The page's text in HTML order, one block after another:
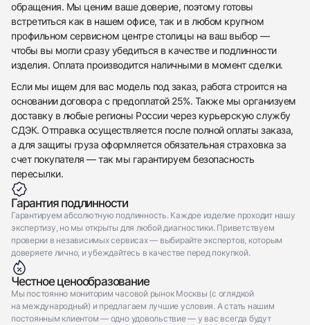
обращения. Мы ценим ваше доверие, поэтому готовы
встретиться как в нашем офисе, так и в любом крупном
профильном сервисном центре столицы на ваш выбор —
чтобы вы могли сразу убедиться в качестве и подлинности
изделия. Оплата производится наличными в момент сделки.
Если мы ищем для вас модель под заказ, работа строится на
основании договора с предоплатой 25%. Также мы организуем
доставку в любые регионы России через курьерскую службу
СДЭК. Отправка осуществляется после полной оплаты заказа,
а для защиты груза оформляется обязательная страховка за
счет покупателя — так мы гарантируем безопасность
пересылки.
Гарантия подлинности
Гарантируем абсолютную подлинность. Каждое изделие проходит нашу
экспертизу, но мы открыты для любой диагностики. Приветствуем
проверки в независимых сервисах — выбирайте экспертов, которым
доверяете лично, и убеждайтесь в качестве перед покупкой.
Честное ценообразование
Мы постоянно мониторим часовой рынок Москвы (с оглядкой
на международный) и предлагаем лучшие условия. А стать нашим
постоянным клиентом — одно удовольствие — у вас всегда будут
Отправить заявку
Приложите фото ваших часов…
Отправить заявку